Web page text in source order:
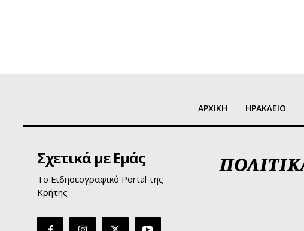
ΑΡΧΙΚΗ ΗΡΑΚΛΕΙΟ
Σχετικά με Εμάς
Το Ειδησεογραφικό Portal της
Κρήτης